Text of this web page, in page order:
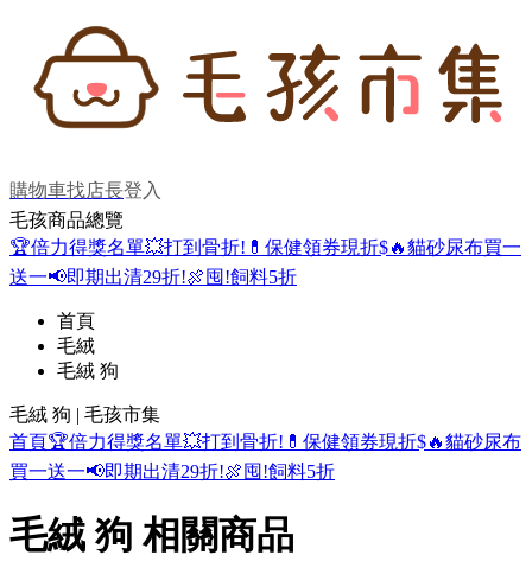
購物車找店長登入
毛孩商品總覽
🏆倍力得獎名單💥打到骨折! 💊保健領券現折$🔥貓砂尿布買一
送一📢即期出清29折!🍖囤!飼料5折
首頁
毛絨
毛絨 狗
毛絨 狗 | 毛孩市集
首頁🏆倍力得獎名單💥打到骨折! 💊保健領券現折$🔥貓砂尿布
買一送一📢即期出清29折!🍖囤!飼料5折
毛絨 狗 相關商品